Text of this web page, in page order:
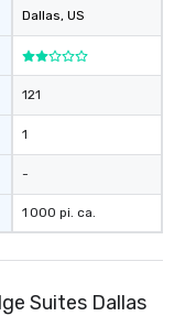
Dallas, US
121
1
-
1 000 pi. ca.
Suites Dallas